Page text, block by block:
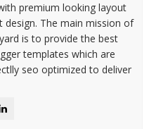
premium looking layout
design. The main mission of
is to provide the best
templates which are
seo optimized to deliver